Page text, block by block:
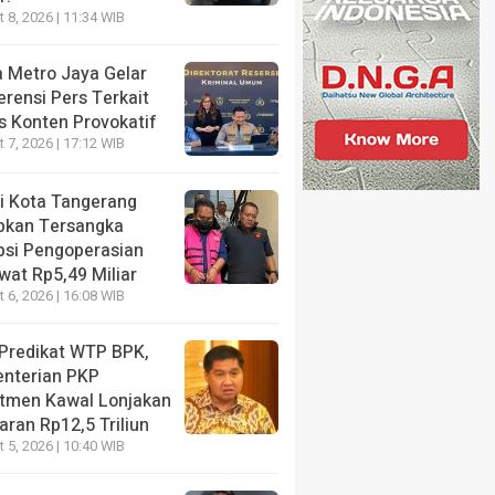
Dicari Penyidik, Wamen Imipas Silmy Karim
KPK Pasca OTT Imigrasi Jakbar
ago
Haru Nadiem Makarim di
Pleidoi Kasus
Pilih Pakai Jaket
ketimbang Rompi Tahanan
ago
8, 2026 | 11:34 WIB
Metro Jaya Gelar
Pers Terkait
Konten Provokatif
7, 2026 | 17:12 WIB
Kota Tangerang
Tersangka
Pengoperasian
Rp5,49 Miliar
6, 2026 | 16:08 WIB
WTP BPK,
PKP
Kawal Lonjakan
Rp12,5 Triliun
5, 2026 | 10:40 WIB